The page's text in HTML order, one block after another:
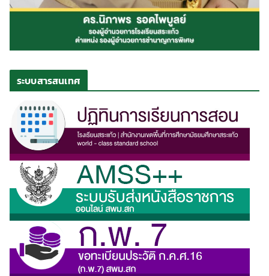
ระบบสารสนเทศ